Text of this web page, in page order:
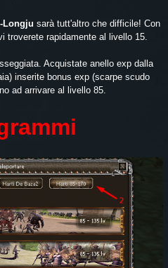
I-Longju sarà tutt'altro che difficile! Con
troverete rapidamente al livello 15.
Acquistate anello exp dalla
inserite bonus exp (scarpe scudo
ad arrivare al livello 85.